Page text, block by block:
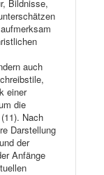
Bildnisse,
auch
einer
die
Nach
Darstellung
der
Anfänge